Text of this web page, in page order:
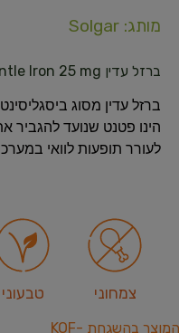
מותג: Solgar
ברזל עדין Gentle Iron 25 mg
ברזל עדין מסוג
הינו פטנט שנועד להגביר
לעורר תופעות לוואי
צמחוני טבעוני
המוצר בהשגחת KOF-